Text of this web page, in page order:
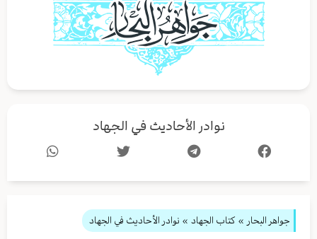
نوادر الأحاديث في الجهاد
جواهر البحار » كتاب الجهاد » نوادر الأحاديث في الجهاد